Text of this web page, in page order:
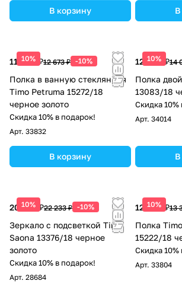
В корзину В
10%
11 406 ₽12 673 ₽ -10%
Полка в ванную стеклянная
Timo Petruma 15272/18
черное золото
Скидка 10% в подарок!
Арт. 33832
В корзину
10%
12 606 ₽14
Полка
13083/18
Скидка 10%
Арт. 34014
В
10%
20 010 ₽22 233 ₽ -10%
Зеркало с подсветкой Timo
Saona 13376/18 черное
золото
Скидка 10% в подарок!
Арт. 28684
10%
12 006 ₽13
Полка
15222/18
Скидка 10%
Арт. 33804